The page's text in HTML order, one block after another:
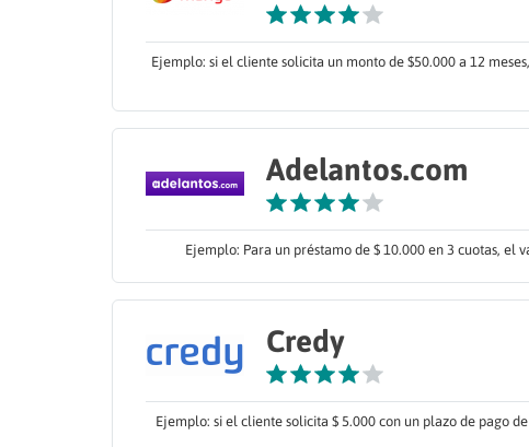
Ejemplo: si el cliente solicita un monto de $50.000 a 12
Adelantos.com
Ejemplo: Para un préstamo de $ 10.000 en 3 cuotas, el
Credy
Ejemplo: si el cliente solicita $ 5.000 con un plazo de pago